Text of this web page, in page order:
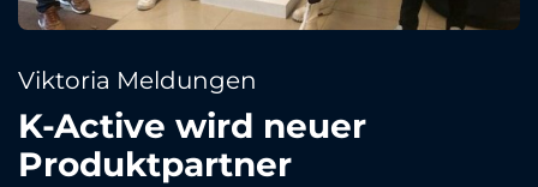
Viktoria Meldungen
K-Active wird neuer
Produktpartner